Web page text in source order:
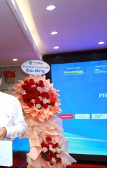
Dũng - Phó Chủ tịch